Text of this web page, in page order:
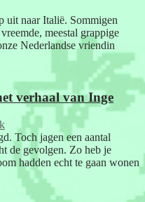
uit naar Italië. Sommigen
meestal grappige
Nederlandse vriendin
verhaal van Inge
Toch jagen een aantal
de gevolgen. Zo heb je
hadden echt te gaan wonen